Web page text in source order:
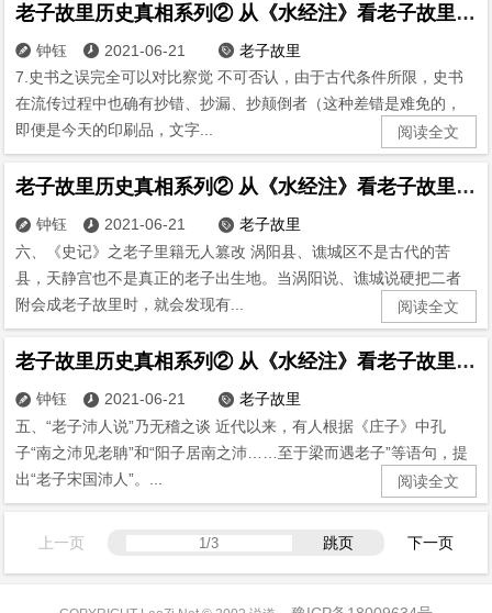
老子故里历史真相系列② 从《水经注》看老子故里(7)
 钟钰  2021-06-21  老子故里
7.史书之误完全可以对比察觉 不可否认，由于古代条件所限，史书
在流传过程中也确有抄错、抄漏、抄颠倒者（这种差错是难免的，
即便是今天的印刷品，文字...
阅读全文
老子故里历史真相系列② 从《水经注》看老子故里(6)
 钟钰  2021-06-21  老子故里
六、《史记》之老子里籍无人篡改 涡阳县、谯城区不是古代的苦
县，天静宫也不是真正的老子出生地。当涡阳说、谯城说硬把二者
附会成老子故里时，就会发现有...
阅读全文
老子故里历史真相系列② 从《水经注》看老子故里(5)
 钟钰  2021-06-21  老子故里
五、“老子沛人说”乃无稽之谈 近代以来，有人根据《庄子》中孔
子“南之沛见老聃”和“阳子居南之沛……至于梁而遇老子”等语句，提
出“老子宋国沛人”。...
阅读全文
上一页 跳页 下一页